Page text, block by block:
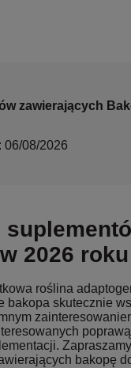
zawierających
06/08/2026
2026 roku
roślina
bakopa skutecznie
bakopę